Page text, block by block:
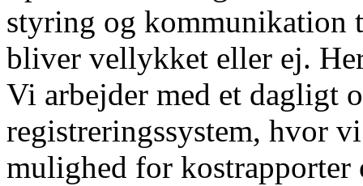
styring og kommunikation
bliver vellykket eller ej.
Vi arbejder med et dagligt
registreringssystem, hvor
mulighed for kostrapporter